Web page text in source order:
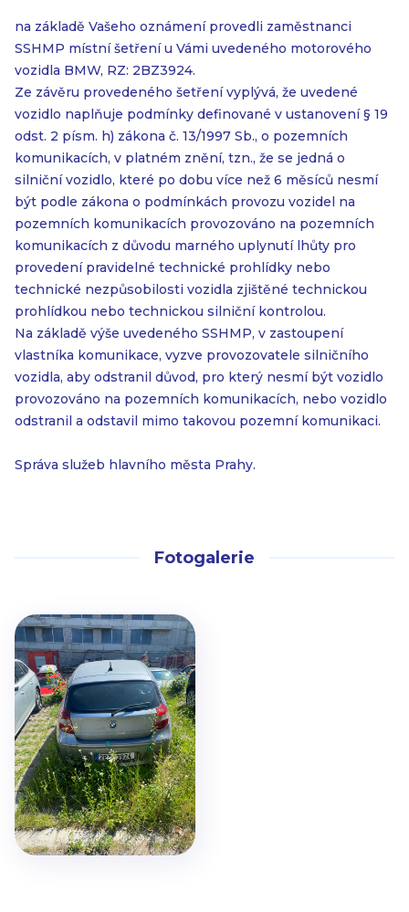
na základě Vašeho oznámení provedli zaměstnanci
SSHMP místní šetření u Vámi uvedeného motorového
vozidla BMW, RZ: 2BZ3924.
Ze závěru provedeného šetření vyplývá, že uvedené
vozidlo naplňuje podmínky definované v ustanovení § 19
odst. 2 písm. h) zákona č. 13/1997 Sb., o pozemních
komunikacích, v platném znění, tzn., že se jedná o
silniční vozidlo, které po dobu více než 6 měsíců nesmí
být podle zákona o podmínkách provozu vozidel na
pozemních komunikacích provozováno na pozemních
komunikacích z důvodu marného uplynutí lhůty pro
provedení pravidelné technické prohlídky nebo
technické nezpůsobilosti vozidla zjištěné technickou
prohlídkou nebo technickou silniční kontrolou.
Na základě výše uvedeného SSHMP, v zastoupení
vlastníka komunikace, vyzve provozovatele silničního
vozidla, aby odstranil důvod, pro který nesmí být vozidlo
provozováno na pozemních komunikacích, nebo vozidlo
odstranil a odstavil mimo takovou pozemní komunikaci.
Správa služeb hlavního města Prahy.
Fotogalerie